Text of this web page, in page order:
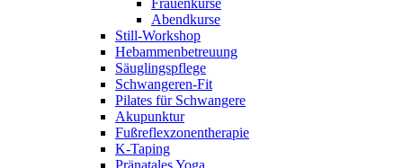
Frauenkurse
Abendkurse
Still-Workshop
Hebammenbetreuung
Säuglingspflege
Schwangeren-Fit
Pilates für Schwangere
Akupunktur
Fußreflexzonentherapie
K-Taping
Pränatales Yoga